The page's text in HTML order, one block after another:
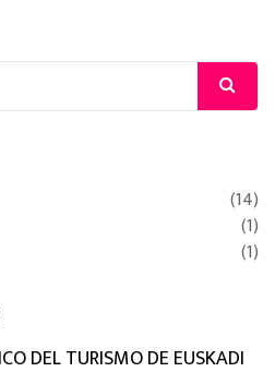
(14)
(1)
(1)
DEL TURISMO DE EUSKADI